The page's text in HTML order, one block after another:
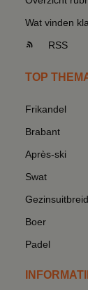
Wat vinden
RSS
TOP
Frikandel
Brabant
Après-ski
Swat
Boer
Padel